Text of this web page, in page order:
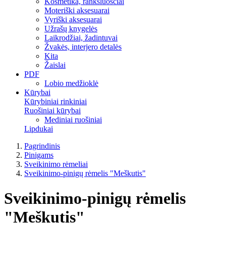
Moteriški aksesuarai
Vyriški aksesuarai
Užrašų knygelės
Laikrodžiai, žadintuvai
Žvakės, interjero detalės
Kita
Žaislai
PDF
Lobio medžioklė
Kūrybai
Kūrybiniai rinkiniai
Ruošiniai kūrybai
Mediniai ruošiniai
Lipdukai
Pagrindinis
Pinigams
Sveikinimo rėmeliai
Sveikinimo-pinigų rėmelis "Meškutis"
Sveikinimo-pinigų rėmelis
"Meškutis"